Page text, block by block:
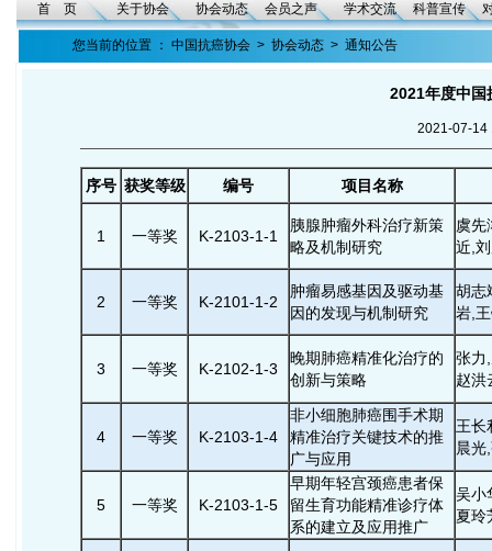
首 页 关于协会 协会动态 会员之声 学术交流 科普宣传
您当前的位置 ： 中国抗癌协会 > 协会动态 > 通知公告
2021年度中国
2021-07-
序号 获奖等级 编号 项目名称
1 一等奖 K-2103-1-1
胰腺肿瘤外科治疗新策
略及机制研究
虞先
近,
2 一等奖 K-2101-1-2
肿瘤易感基因及驱动基
因的发现与机制研究
胡志
岩,
3 一等奖 K-2102-1-3
晚期肺癌精准化治疗的
创新与策略
张力
赵洪
4 一等奖 K-2103-1-4
非小细胞肺癌围手术期
精准治疗关键技术的推
广与应用
王长
晨光
5 一等奖 K-2103-1-5
早期年轻宫颈癌患者保
留生育功能精准诊疗体
系的建立及应用推广
吴小
夏玲